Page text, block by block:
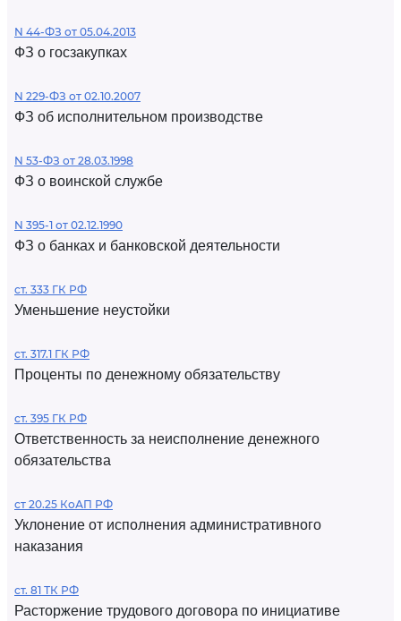
N 44-ФЗ от 05.04.2013
ФЗ о госзакупках
N 229-ФЗ от 02.10.2007
ФЗ об исполнительном производстве
N 53-ФЗ от 28.03.1998
ФЗ о воинской службе
N 395-1 от 02.12.1990
ФЗ о банках и банковской деятельности
ст. 333 ГК РФ
Уменьшение неустойки
ст. 317.1 ГК РФ
Проценты по денежному обязательству
ст. 395 ГК РФ
Ответственность за неисполнение денежного
обязательства
ст 20.25 КоАП РФ
Уклонение от исполнения административного
наказания
ст. 81 ТК РФ
Расторжение трудового договора по инициативе